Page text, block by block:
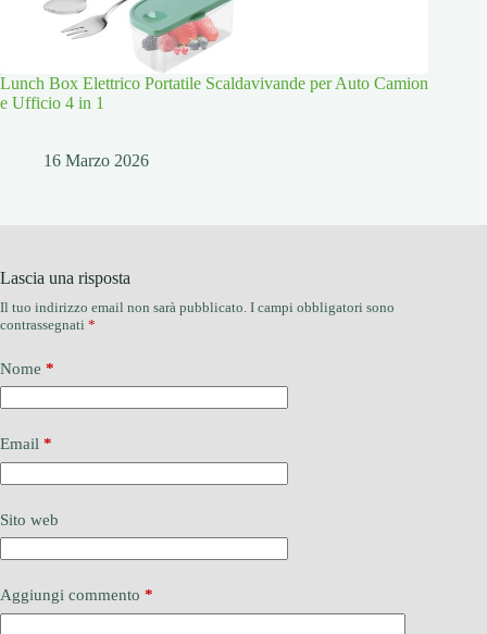
Lunch Box Elettrico Portatile Scaldavivande per Auto Camion
e Ufficio 4 in 1
16 Marzo 2026
Lascia una risposta
Il tuo indirizzo email non sarà pubblicato. I campi obbligatori sono
contrassegnati *
Nome *
Email *
Sito web
Aggiungi commento *